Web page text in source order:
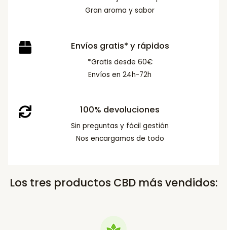
Gran aroma y sabor
Envíos gratis* y rápidos
*Gratis desde 60€
Envíos en 24h-72h
100% devoluciones
Sin preguntas y fácil gestión
Nos encargamos de todo
Los tres productos CBD más vendidos: